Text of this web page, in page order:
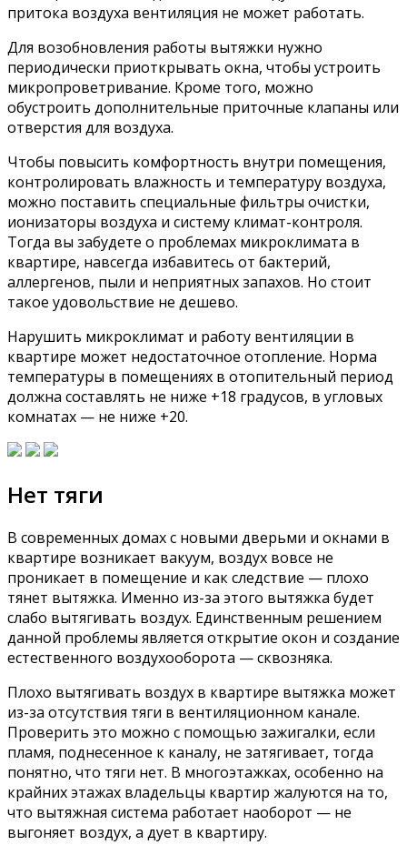
притока воздуха вентиляция не может работать.
Для возобновления работы вытяжки нужно
периодически приоткрывать окна, чтобы устроить
микропроветривание. Кроме того, можно
обустроить дополнительные приточные клапаны или
отверстия для воздуха.
Чтобы повысить комфортность внутри помещения,
контролировать влажность и температуру воздуха,
можно поставить специальные фильтры очистки,
ионизаторы воздуха и систему климат-контроля.
Тогда вы забудете о проблемах микроклимата в
квартире, навсегда избавитесь от бактерий,
аллергенов, пыли и неприятных запахов. Но стоит
такое удовольствие не дешево.
Нарушить микроклимат и работу вентиляции в
квартире может недостаточное отопление. Норма
температуры в помещениях в отопительный период
должна составлять не ниже +18 градусов, в угловых
комнатах — не ниже +20.
Нет тяги
В современных домах с новыми дверьми и окнами в
квартире возникает вакуум, воздух вовсе не
проникает в помещение и как следствие — плохо
тянет вытяжка. Именно из-за этого вытяжка будет
слабо вытягивать воздух. Единственным решением
данной проблемы является открытие окон и создание
естественного воздухооборота — сквозняка.
Плохо вытягивать воздух в квартире вытяжка может
из-за отсутствия тяги в вентиляционном канале.
Проверить это можно с помощью зажигалки, если
пламя, поднесенное к каналу, не затягивает, тогда
понятно, что тяги нет. В многоэтажках, особенно на
крайних этажах владельцы квартир жалуются на то,
что вытяжная система работает наоборот — не
выгоняет воздух, а дует в квартиру.